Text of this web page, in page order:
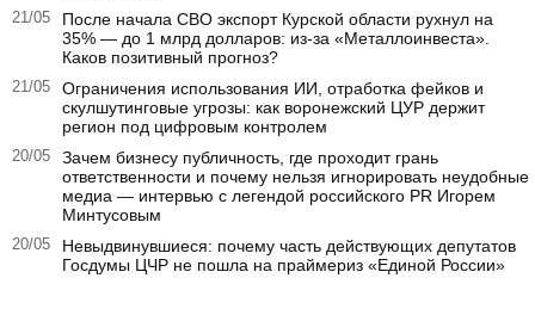
21/05
После начала СВО экспорт Курской области рухнул на
35% — до 1 млрд долларов: из-за «Металлоинвеста».
Каков позитивный прогноз?
21/05
Ограничения использования ИИ, отработка фейков и
скулшутинговые угрозы: как воронежский ЦУР держит
регион под цифровым контролем
20/05
Зачем бизнесу публичность, где проходит грань
ответственности и почему нельзя игнорировать неудобные
медиа — интервью с легендой российского PR Игорем
Минтусовым
20/05
Невыдвинувшиеся: почему часть действующих депутатов
Госдумы ЦЧР не пошла на праймериз «Единой России»